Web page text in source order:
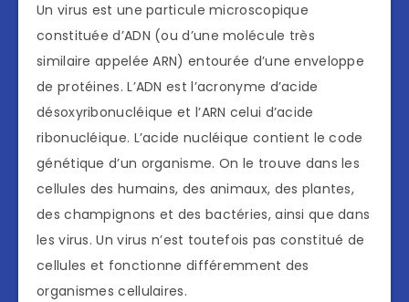
Un virus est une particule microscopique
constituée d’ADN (ou d’une molécule très
similaire appelée ARN) entourée d’une enveloppe
de protéines. L’ADN est l’acronyme d’acide
désoxyribonucléique et l’ARN celui d’acide
ribonucléique. L’acide nucléique contient le code
génétique d’un organisme. On le trouve dans les
cellules des humains, des animaux, des plantes,
des champignons et des bactéries, ainsi que dans
les virus. Un virus n’est toutefois pas constitué de
cellules et fonctionne différemment des
organismes cellulaires.